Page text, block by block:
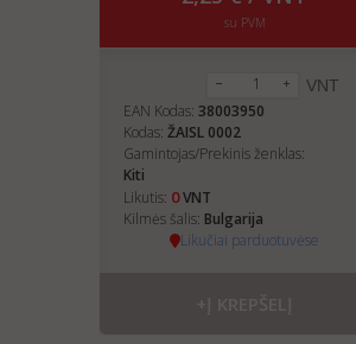
su PVM
VNT
EAN Kodas: 38003950
Kodas: ŽAISL 0002
Gamintojas/Prekinis ženklas:
Kiti
Likutis: 0VNT
Kilmės šalis: Bulgarija
Likučiai parduotuvėse